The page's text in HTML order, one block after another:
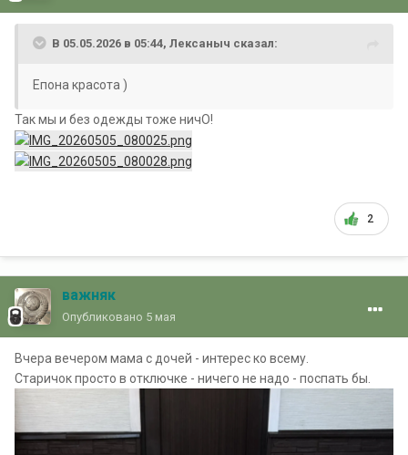
В 05.05.2026 в 05:44, Лексаныч сказал:
Епона красота )
Так мы и без одежды тоже ничО!
2
важняк
Опубликовано 5 мая
Вчера вечером мама с дочей - интерес ко всему.
Старичок просто в отключке - ничего не надо - поспать бы.